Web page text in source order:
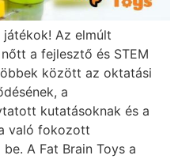
Az elmúlt
a fejlesztő és STEM
között az oktatási
a
kutatásoknak és a
való fokozott
A Fat Brain Toys a